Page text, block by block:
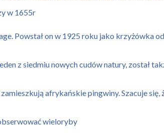
w 1655r
Powstał on w 1925 roku jako krzyżówka
z siedmiu nowych cudów natury, został
afrykańskie pingwiny. Szacuje
wieloryby